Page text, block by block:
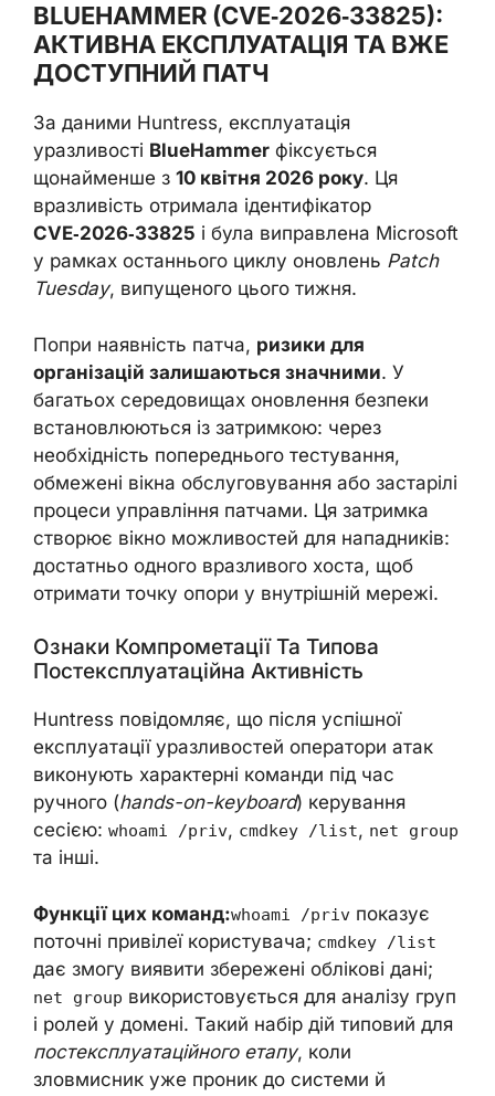
BLUEHAMMER (CVE‑2026‑33825):
АКТИВНА ЕКСПЛУАТАЦІЯ ТА ВЖЕ
ДОСТУПНИЙ ПАТЧ
За даними Huntress, експлуатація
уразливості BlueHammer фіксується
щонайменше з 10 квітня 2026 року. Ця
вразливість отримала ідентифікатор
CVE‑2026‑33825 і була виправлена Microsoft
у рамках останнього циклу оновлень Patch
Tuesday, випущеного цього тижня.
Попри наявність патча, ризики для
організацій залишаються значними. У
багатьох середовищах оновлення безпеки
встановлюються із затримкою: через
необхідність попереднього тестування,
обмежені вікна обслуговування або застарілі
процеси управління патчами. Ця затримка
створює вікно можливостей для нападників:
достатньо одного вразливого хоста, щоб
отримати точку опори у внутрішній мережі.
Ознаки Компрометації Та Типова
Постексплуатаційна Активність
Huntress повідомляє, що після успішної
експлуатації уразливостей оператори атак
виконують характерні команди під час
ручного (hands-on-keyboard) керування
сесією: whoami /priv, cmdkey /list, net group
та інші.
Функції цих команд:whoami /priv показує
поточні привілеї користувача; cmdkey /list
дає змогу виявити збережені облікові дані;
net group використовується для аналізу груп
і ролей у домені. Такий набір дій типовий для
постексплуатаційного етапу, коли
зловмисник уже проник до системи й